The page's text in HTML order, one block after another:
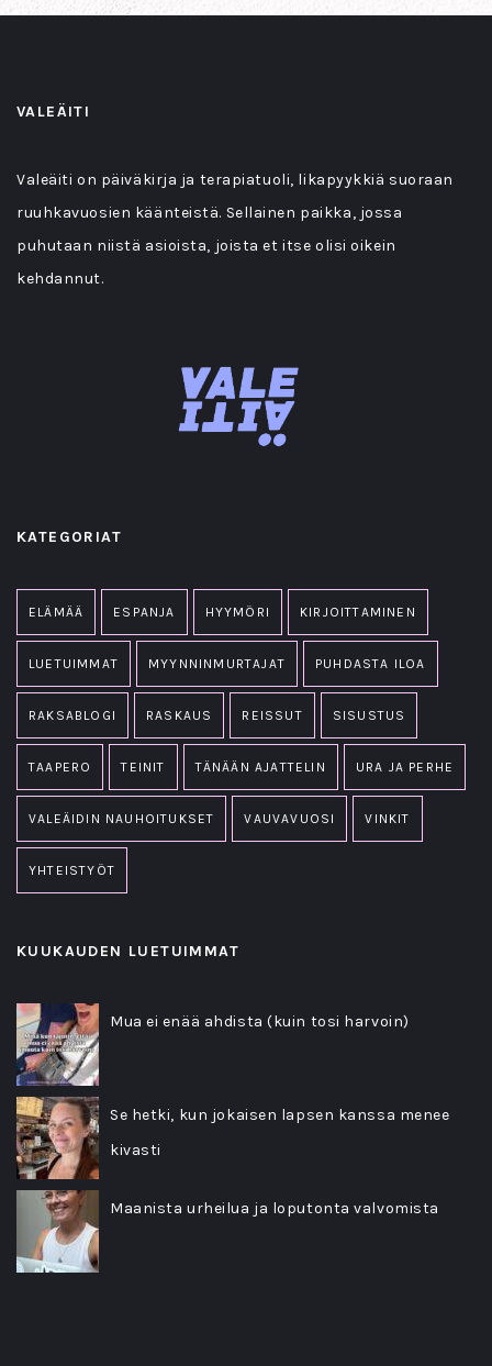
VALEÄITI
Valeäiti on päiväkirja ja terapiatuoli, likapyykkiä suoraan
ruuhkavuosien käänteistä. Sellainen paikka, jossa
puhutaan niistä asioista, joista et itse olisi oikein
kehdannut.
KATEGORIAT
ELÄMÄÄ ESPANJA HYYMÖRI KIRJOITTAMINEN
LUETUIMMAT MYYNNINMURTAJAT PUHDASTA ILOA
RAKSABLOGI RASKAUS REISSUT SISUSTUS
TAAPERO TEINIT TÄNÄÄN AJATTELIN URA JA PERHE
VALEÄIDIN NAUHOITUKSET VAUVAVUOSI VINKIT
YHTEISTYÖT
KUUKAUDEN LUETUIMMAT
Mua ei enää ahdista (kuin tosi harvoin)
Se hetki, kun jokaisen lapsen kanssa menee
kivasti
Maanista urheilua ja loputonta valvomista